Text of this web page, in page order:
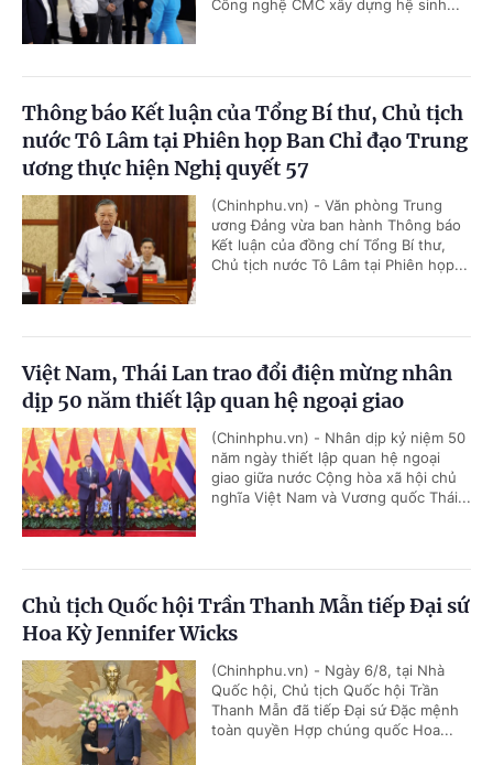
Công nghệ CMC xây dựng hệ sinh...
Thông báo Kết luận của Tổng Bí thư, Chủ tịch
nước Tô Lâm tại Phiên họp Ban Chỉ đạo Trung
ương thực hiện Nghị quyết 57
(Chinhphu.vn) - Văn phòng Trung
ương Đảng vừa ban hành Thông báo
Kết luận của đồng chí Tổng Bí thư,
Chủ tịch nước Tô Lâm tại Phiên họp...
Việt Nam, Thái Lan trao đổi điện mừng nhân
dịp 50 năm thiết lập quan hệ ngoại giao
(Chinhphu.vn) - Nhân dịp kỷ niệm 50
năm ngày thiết lập quan hệ ngoại
giao giữa nước Cộng hòa xã hội chủ
nghĩa Việt Nam và Vương quốc Thái...
Chủ tịch Quốc hội Trần Thanh Mẫn tiếp Đại sứ
Hoa Kỳ Jennifer Wicks
(Chinhphu.vn) - Ngày 6/8, tại Nhà
Quốc hội, Chủ tịch Quốc hội Trần
Thanh Mẫn đã tiếp Đại sứ Đặc mệnh
toàn quyền Hợp chúng quốc Hoa...